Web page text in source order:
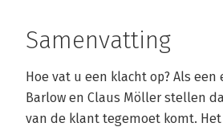
Samenvatting
Hoe vat u een klacht op? Als
Barlow en Claus Möller stellen
van de klant tegemoet komt.